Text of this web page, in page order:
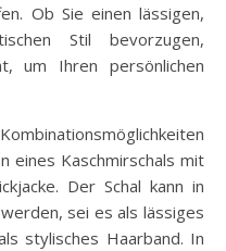
Ob Sie einen lässigen,
Stil bevorzugen,
um Ihren persönlichen
eines Kaschmirschals mit
Der Schal kann in
sei es als lässiges
stylisches Haarband. In